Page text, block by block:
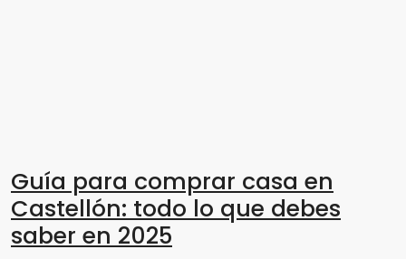
Guía para comprar casa en
Castellón: todo lo que debes
saber en 2025